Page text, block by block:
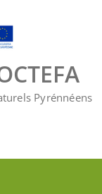
Pyrénnéens